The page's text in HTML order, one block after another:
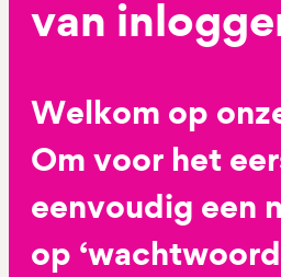
van
Welkom op
Om voor het
eenvoudig een
op